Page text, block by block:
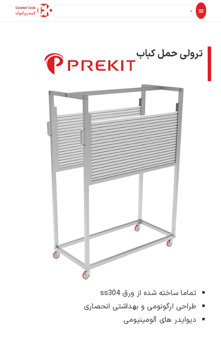
تماما ساخته شده از ورق ss304
طراحی ارگونومی و بهداشتی انحصاری
دیوایدر های آلومینیومی
ترولی حمل کباب